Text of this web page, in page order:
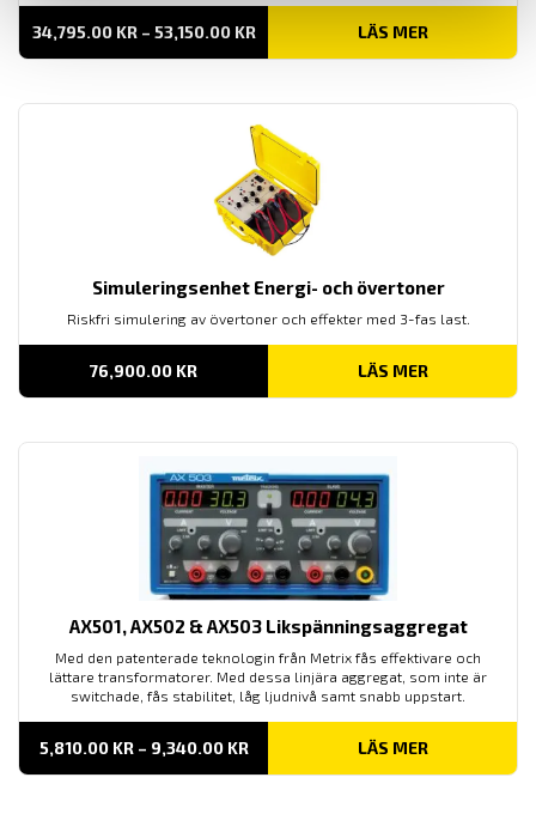
34,795.00 KR – 53,150.00 KRPRISINTERVALL:
TILL
LÄS MER
Simuleringsenhet Energi- och övertoner
Riskfri simulering av övertoner och effekter med 3-fas last.
76,900.00 KR LÄS MER
AX501, AX502 & AX503 Likspänningsaggregat
Med den patenterade teknologin från Metrix fås effektivare och
lättare transformatorer. Med dessa linjära aggregat, som inte är
switchade, fås stabilitet, låg ljudnivå samt snabb uppstart.
5,810.00 KR – 9,340.00 KRPRISINTERVALL:
TILL
LÄS MER